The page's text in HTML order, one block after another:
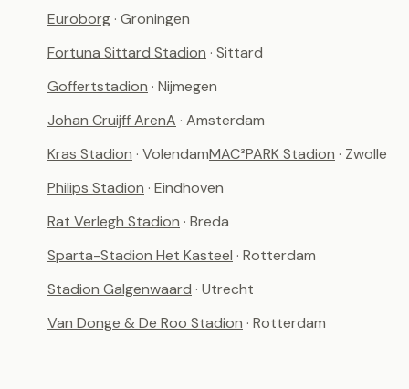
Euroborg· Groningen
Fortuna Sittard Stadion · Sittard
Goffertstadion · Nijmegen
Johan Cruijff ArenA · Amsterdam
Kras Stadion · VolendamMAC³PARK Stadion · Zwolle
Philips Stadion · Eindhoven
Rat Verlegh Stadion · Breda
Sparta-Stadion Het Kasteel · Rotterdam
Stadion Galgenwaard · Utrecht
Van Donge & De Roo Stadion · Rotterdam